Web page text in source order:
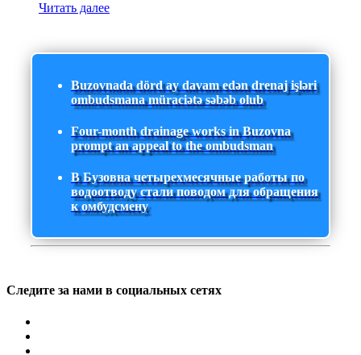
Читать далее
Buzovnada dörd ay davam edən drenaj işləri
ombudsmana müraciətə səbəb olub
Four-month drainage works in Buzovna
prompt an appeal to the ombudsman
В Бузовна четырехмесячные работы по
водоотводу стали поводом для обращения
к омбудсмену
Следите за нами в социальных сетях